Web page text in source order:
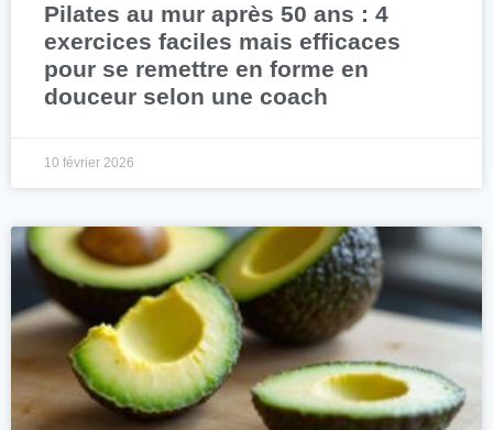
Pilates au mur après 50 ans : 4
exercices faciles mais efficaces
pour se remettre en forme en
douceur selon une coach
10 février 2026